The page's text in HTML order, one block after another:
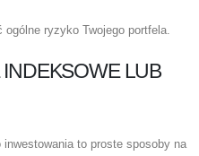
ryzyko Twojego portfela.
LUB
to proste sposoby na